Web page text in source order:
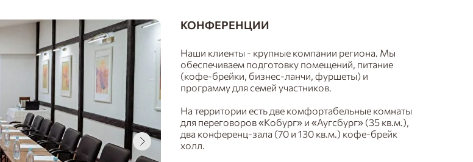
Наши клиенты - крупные компании региона. Мы
обеспечиваем подготовку помещений, питание
(кофе-брейки, бизнес-ланчи, фуршеты) и
программу для семей участников.
На территории есть две комфортабельные комнаты
для переговоров «Кобург» и «Аугсбург» (35 кв.м.),
два конференц-зала (70 и 130 кв.м.) кофе-брейк
холл.
КОНФЕРЕНЦИИ